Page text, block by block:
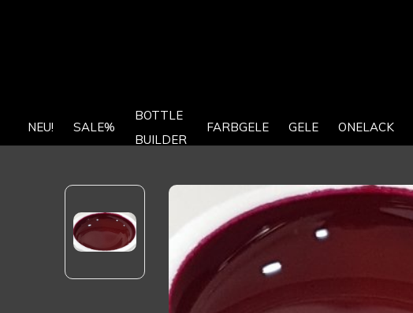
NEU! SALE%
BOTTLE
BUILDER
FARBGELE GELE ONELACK